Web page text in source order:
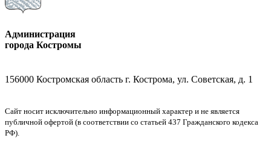
Администрация
города Костромы
156000 Костромская область г. Кострома, ул. Советская, д. 1
Сайт носит исключительно информационный характер и не является
публичной офертой (в соответствии со статьей 437 Гражданского кодекса
РФ).